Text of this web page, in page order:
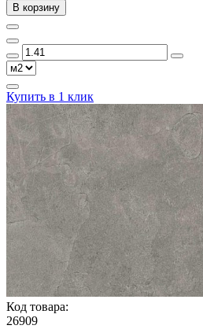
В корзину
Купить в 1 клик
Код товара:
26909